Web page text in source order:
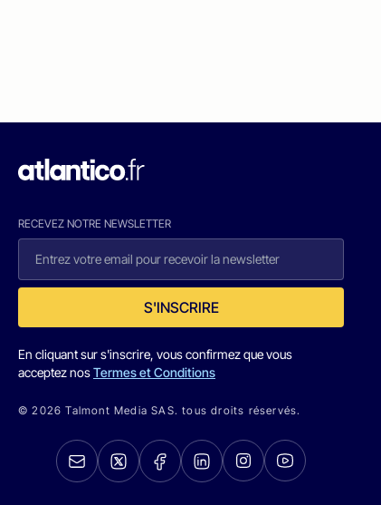
RECEVEZ NOTRE NEWSLETTER
S'INSCRIRE
En cliquant sur s'inscrire, vous confirmez que vous
acceptez nosTermes et Conditions
© 2026 Talmont Media SAS. tous droits réservés.